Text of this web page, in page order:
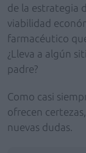
de la estrategia
viabilidad
farmacéutico
¿Lleva a algún
padre?
Como casi
ofrecen
nuevas dudas.